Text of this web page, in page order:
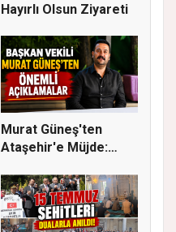
Hayırlı Olsun Ziyareti
Murat Güneş'ten
Ataşehir'e Müjde: